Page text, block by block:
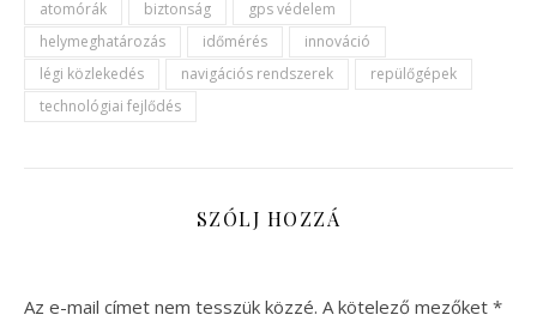
atomórák biztonság
gps védelem
helymeghatározás
időmérés
innováció
légi közlekedés
navigációs rendszerek
repülőgépek
technológiai fejlődés
SZÓLJ HOZZÁ
Az e-mail címet nem tesszük közzé. A kötelező mezőket *